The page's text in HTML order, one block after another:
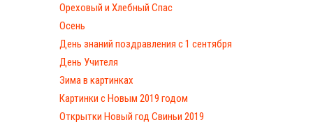
Ореховый и Хлебный Спас
Осень
День знаний поздравления с 1 сентября
День Учителя
Зима в картинках
Картинки с Новым 2019 годом
Открытки Новый год Свиньи 2019